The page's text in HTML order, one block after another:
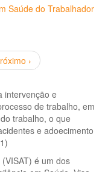
Saúde do Trabalhador
›
intervenção e
de trabalho, em
trabalho, o que
e adoecimento
é um dos